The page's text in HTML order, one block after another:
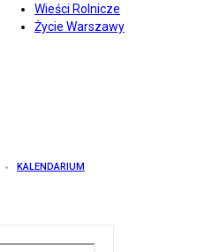
Wieści Rolnicze
Życie Warszawy
KALENDARIUM